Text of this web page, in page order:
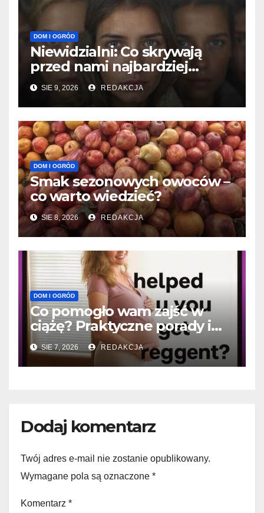
DOM I OGRÓD
Niewidzialni: Co skrywają
przed nami najbardziej
tajemnicze grupy?
SIE 9, 2026 REDAKCJA
DOM I OGRÓD
Smak sezonowych owoców –
co warto wiedzieć?
SIE 8, 2026 REDAKCJA
DOM I OGRÓD
Co pomogło wam zajść w
ciążę? Praktyczne porady i
historie sukcesu
SIE 7, 2026 REDAKCJA
Dodaj komentarz
Twój adres e-mail nie zostanie opublikowany.
Wymagane pola są oznaczone *
Komentarz *